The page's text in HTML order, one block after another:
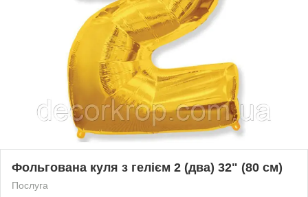
Фольгована куля з гелієм 2 (два) 32" (80 см)
Послуга